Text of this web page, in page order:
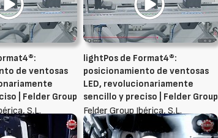
de ventosas
| Felder Group
S.L.
lightPos de Format4®:
posicionamiento de ventosas
LED, revolucionariamente
sencillo y preciso | Felder Group
Felder Group Ibérica, S.L.